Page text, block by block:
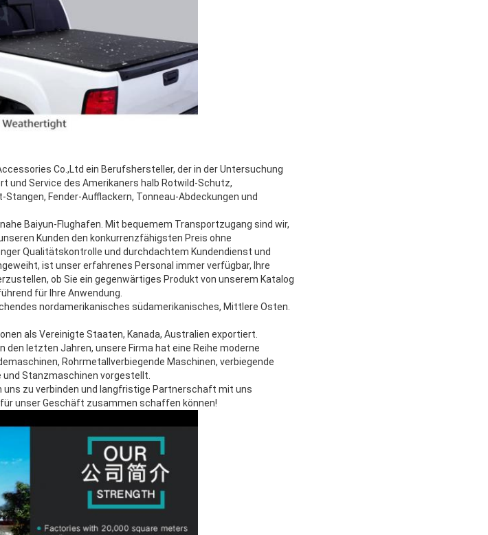
Co.,Ltd ein Berufshersteller, der in der Untersuchung
und Service des Amerikaners halb Rotwild-Schutz,
Fender-Aufflackern, Tonneau-Abdeckungen und
Baiyun-Flughafen. Mit bequemem Transportzugang sind wir,
Kunden den konkurrenzfähigsten Preis ohne
Qualitätskontrolle und durchdachtem Kundendienst und
ist unser erfahrenes Personal immer verfügbar, Ihre
ob Sie ein gegenwärtiges Produkt von unserem Katalog
für Ihre Anwendung.
nordamerikanisches südamerikanisches, Mittlere Osten.
als Vereinigte Staaten, Kanada, Australien exportiert.
den letzten Jahren, unsere Firma hat eine Reihe moderne
Rohrmetallverbiegende Maschinen, verbiegende
Stanzmaschinen vorgestellt.
uns zu verbinden und langfristige Partnerschaft mit uns
unser Geschäft zusammen schaffen können!